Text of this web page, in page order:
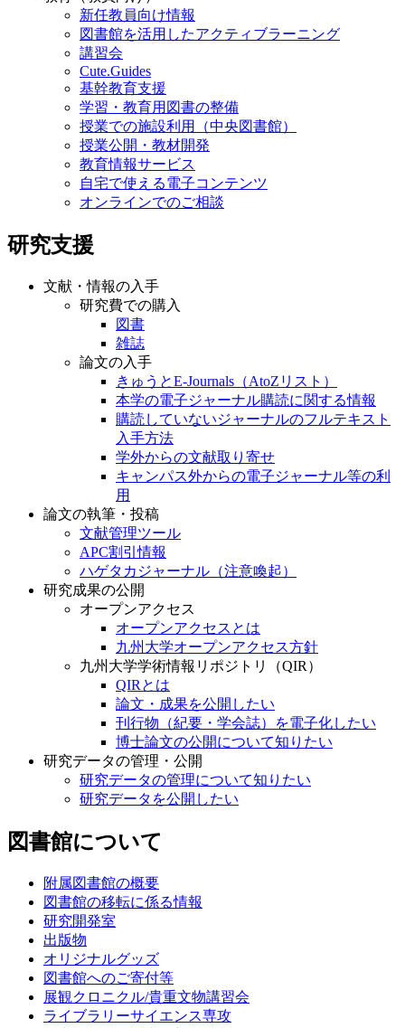
新任教員向け情報
図書館を活用したアクティブラーニング
講習会
Cute.Guides
基幹教育支援
学習・教育用図書の整備
授業での施設利用（中央図書館）
授業公開・教材開発
教育情報サービス
自宅で使える電子コンテンツ
オンラインでのご相談
研究支援
文献・情報の入手
研究費での購入
図書
雑誌
論文の入手
きゅうとE-Journals（AtoZリスト）
本学の電子ジャーナル購読に関する情報
購読していないジャーナルのフルテキスト
入手方法
学外からの文献取り寄せ
キャンパス外からの電子ジャーナル等の利
用
論文の執筆・投稿
文献管理ツール
APC割引情報
ハゲタカジャーナル（注意喚起）
研究成果の公開
オープンアクセス
オープンアクセスとは
九州大学オープンアクセス方針
九州大学学術情報リポジトリ（QIR）
QIRとは
論文・成果を公開したい
刊行物（紀要・学会誌）を電子化したい
博士論文の公開について知りたい
研究データの管理・公開
研究データの管理について知りたい
研究データを公開したい
図書館について
附属図書館の概要
図書館の移転に係る情報
研究開発室
出版物
オリジナルグッズ
図書館へのご寄付等
展観クロニクル/貴重文物講習会
ライブラリーサイエンス専攻